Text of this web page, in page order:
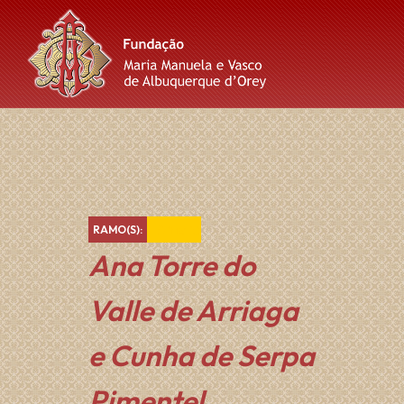
Skip
to
content
Skip
to
main
navigation
Skip
to
footer
Ana Torre do
Valle de Arriaga
e Cunha de Serpa
RAMO(S): Amarelo